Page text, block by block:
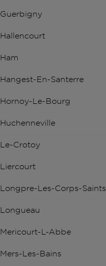
Guerbigny
Hallencourt
Ham
Hangest-En-Santerre
Hornoy-Le-Bourg
Huchenneville
Le-Crotoy
Liercourt
Longpre-Les-Corps-Saints
Longueau
Mericourt-L-Abbe
Mers-Les-Bains